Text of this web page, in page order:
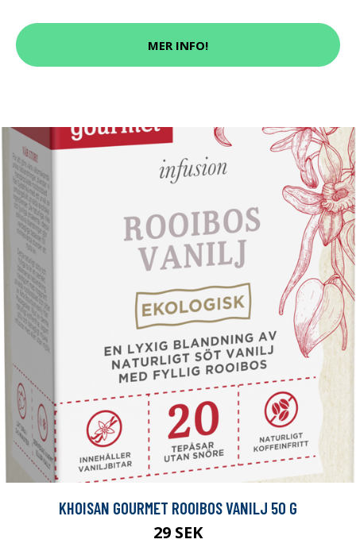
MER INFO!
KHOISAN GOURMET ROOIBOS VANILJ 50 G
29 SEK